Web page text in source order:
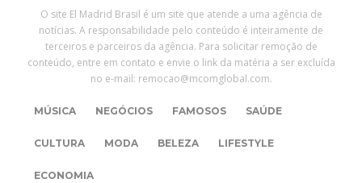
O site El Madrid Brasil é um site que atende a uma agência de
notícias. A responsabilidade pelo conteúdo é inteiramente de
terceiros e parceiros da agência. Para solicitar remoção de
conteúdo, entre em contato e envie o link da matéria a ser excluída
no e-mail: remocao@mcomglobal.com.
MÚSICA NEGÓCIOS FAMOSOS SAÚDE
CULTURA MODA BELEZA LIFESTYLE
ECONOMIA